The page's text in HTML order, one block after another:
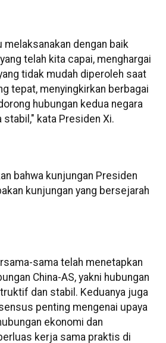
melaksanakan dengan baik
telah kita capai, menghargai
tidak mudah diperoleh saat
tepat, menyingkirkan berbagai
hubungan kedua negara
kata Presiden Xi.
bahwa kunjungan Presiden
kunjungan yang bersejarah
sama telah menetapkan
China-AS, yakni hubungan
dan stabil. Keduanya juga
penting mengenai upaya
ekonomi dan
kerja sama praktis di